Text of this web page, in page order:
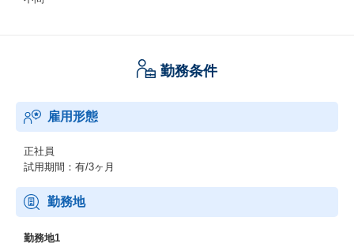
勤務条件
雇用形態
正社員
試用期間：有/3ヶ月
勤務地
勤務地1